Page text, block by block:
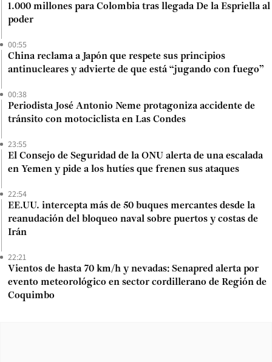
1.000 millones para Colombia tras llegada De la Espriella al
poder
00:55
China reclama a Japón que respete sus principios
antinucleares y advierte de que está “jugando con fuego”
00:38
Periodista José Antonio Neme protagoniza accidente de
tránsito con motociclista en Las Condes
23:55
El Consejo de Seguridad de la ONU alerta de una escalada
en Yemen y pide a los hutíes que frenen sus ataques
22:54
EE.UU. intercepta más de 50 buques mercantes desde la
reanudación del bloqueo naval sobre puertos y costas de
Irán
22:21
Vientos de hasta 70 km/h y nevadas: Senapred alerta por
evento meteorológico en sector cordillerano de Región de
Coquimbo